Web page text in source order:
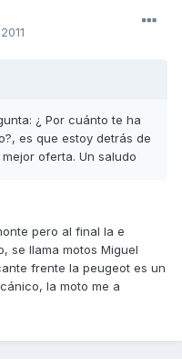
¿ Por cuánto te ha
es que estoy detrás de
oferta. Un saludo
pero al final la e
se llama motos Miguel
frente la peugeot es un
la moto me a